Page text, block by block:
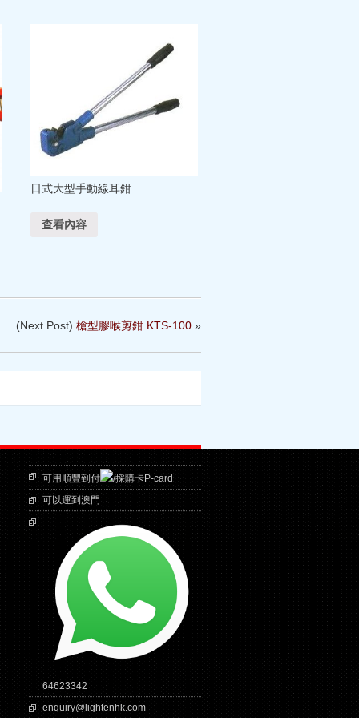
日式大型手動線耳鉗
查看內容
(Next Post) 槍型膠喉剪鉗 KTS-100 »
可用順豐到付
/採購卡P-card
可以運到澳門
64623342
enquiry@lightenhk.com